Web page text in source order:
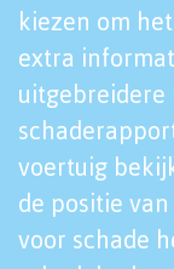
kiezen om
extra
uitgebreidere
voertuig
de positie
voor schade